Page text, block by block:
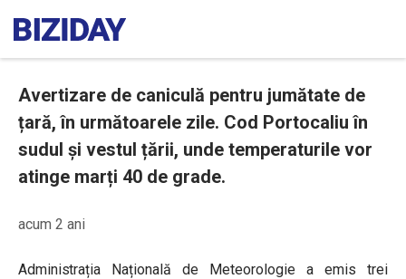
Avertizare de caniculă pentru jumătate de
țară, în următoarele zile. Cod Portocaliu în
sudul și vestul țării, unde temperaturile vor
atinge marți 40 de grade.
acum 2 ani
Administrația Națională de Meteorologie a emis trei